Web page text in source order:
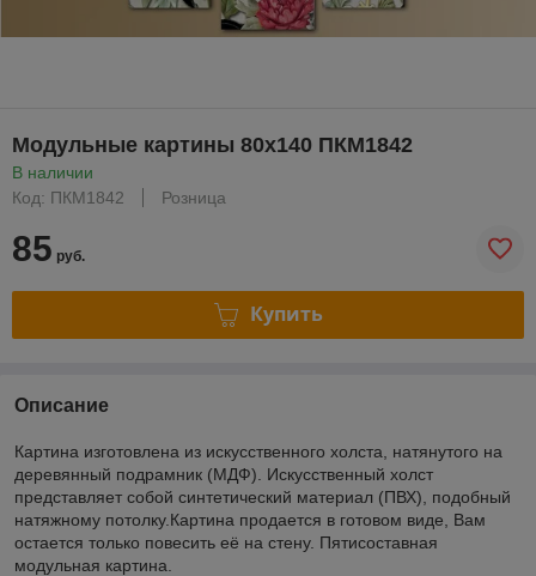
Модульные картины 80x140 ПКМ1842
В наличии
Код: ПКМ1842
Розница
85 руб.
Купить
Описание
Картина изготовлена из искусственного холста, натянутого на
деревянный подрамник (МДФ). Искусственный холст
представляет собой синтетический материал (ПВХ), подобный
натяжному потолку.Картина продается в готовом виде, Вам
остается только повесить её на стену. Пятисоставная
модульная картина.